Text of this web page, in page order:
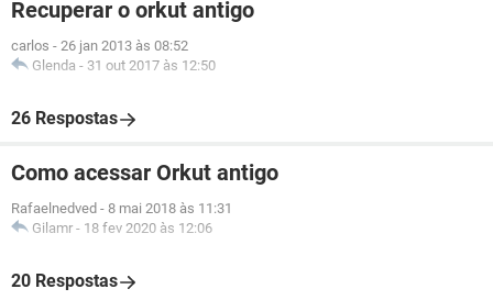
Recuperar o orkut antigo
carlos - 26 jan 2013 às 08:52
Glenda - 31 out 2017 às 12:50
26 Respostas
Como acessar Orkut antigo
Rafaelnedved - 8 mai 2018 às 11:31
Gilamr - 18 fev 2020 às 12:06
20 Respostas